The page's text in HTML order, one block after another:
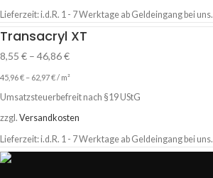
Lieferzeit:i.d.R. 1 - 7 Werktage ab Geldeingang bei uns.
Transacryl XT
8,55 € – 46,86€
45,96€ – 62,97€/ m²
Umsatzsteuerbefreit nach §19 UStG
zzgl. Versandkosten
Lieferzeit:i.d.R. 1 - 7 Werktage ab Geldeingang bei uns.